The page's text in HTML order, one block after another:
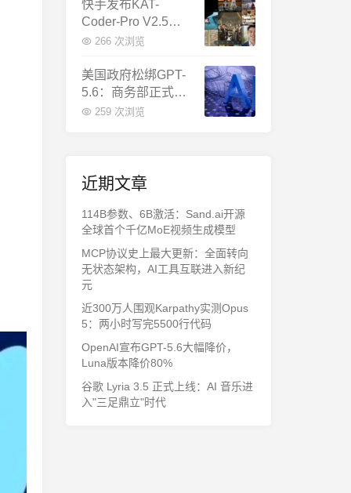
快手发布KAT-
Coder-Pro V2.5：
首个能端到端跑通
编程模型
266 次浏览
美国政府松绑GPT-
5.6：商务部正式放
行，OpenAI本周全
259 次浏览
近期文章
114B参数、6B激活：Sand.ai开源
全球首个千亿MoE视频生成模型
MCP协议史上最大更新：全面转向
无状态架构，AI工具互联进入新纪
元
近300万人围观Karpathy实测Opus
5：两小时写完5500行代码
OpenAI宣布GPT-5.6大幅降价，
Luna版本降价80%
谷歌 Lyria 3.5 正式上线：AI 音乐进
入"三足鼎立"时代